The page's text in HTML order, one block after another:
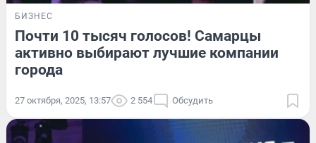
БИЗНЕС
Почти 10 тысяч голосов! Самарцы
активно выбирают лучшие компании
города
27 октября, 2025, 13:57 2 554 Обсудить